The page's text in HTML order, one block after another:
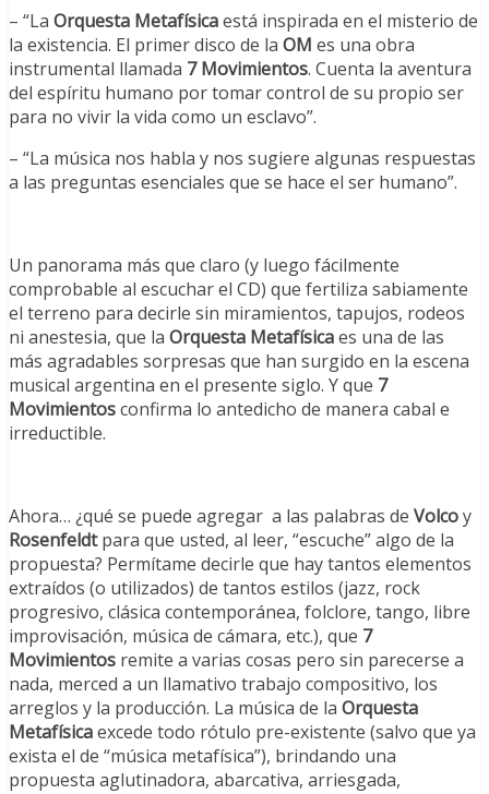
– “La Orquesta Metafísicaestá inspirada en el misterio de
la existencia. El primer disco de la OM es una obra
instrumental llamada 7 Movimientos. Cuenta la aventura
del espíritu humano por tomar control de su propio ser
para no vivir la vida como un esclavo”.
– “La música nos habla y nos sugiere algunas respuestas
a las preguntas esenciales que se hace el ser humano”.
Un panorama más que claro (y luego fácilmente
comprobable al escuchar el CD) que fertiliza sabiamente
el terreno para decirle sin miramientos, tapujos, rodeos
ni anestesia, que la Orquesta Metafísicaes una de las
más agradables sorpresas que han surgido en la escena
musical argentina en el presente siglo. Y que 7
Movimientosconfirma lo antedicho de manera cabal e
irreductible.
Ahora… ¿qué se puede agregar a las palabras de Volcoy
Rosenfeldtpara que usted, al leer, “escuche” algo de la
propuesta? Permítame decirle que hay tantos elementos
extraídos (o utilizados) de tantos estilos (jazz, rock
progresivo, clásica contemporánea, folclore, tango, libre
improvisación, música de cámara, etc.), que 7
Movimientos remite a varias cosas pero sin parecerse a
nada, merced a un llamativo trabajo compositivo, los
arreglos y la producción. La música de la Orquesta
Metafísicaexcede todo rótulo pre-existente (salvo que ya
exista el de “música metafísica”), brindando una
propuesta aglutinadora, abarcativa, arriesgada,